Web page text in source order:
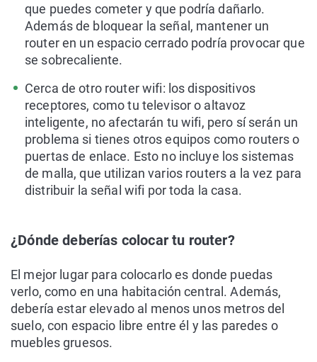
que puedes cometer y que podría dañarlo.
Además de bloquear la señal, mantener un
router en un espacio cerrado podría provocar que
se sobrecaliente.
Cerca de otro router wifi: los dispositivos
receptores, como tu televisor o altavoz
inteligente, no afectarán tu wifi, pero sí serán un
problema si tienes otros equipos como routers o
puertas de enlace. Esto no incluye los sistemas
de malla, que utilizan varios routers a la vez para
distribuir la señal wifi por toda la casa.
¿Dónde deberías colocar tu router?
El mejor lugar para colocarlo es donde puedas
verlo, como en una habitación central. Además,
debería estar elevado al menos unos metros del
suelo, con espacio libre entre él y las paredes o
muebles gruesos.